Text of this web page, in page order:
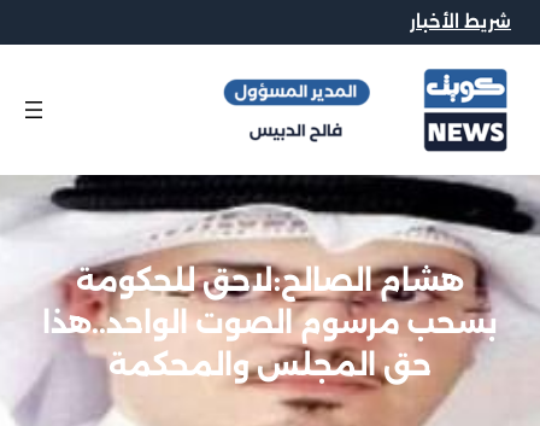
شريط الأخبار
هشام الصالح:لاحق للحكومة
بسحب مرسوم الصوت الواحد..هذا
حق المجلس والمحكمة